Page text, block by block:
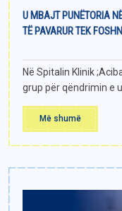
U MBAJT PUNËTORIA
TË PAVARUR TEK
Në Spitalin Klinik
grup për qëndrimin e
Më shumë